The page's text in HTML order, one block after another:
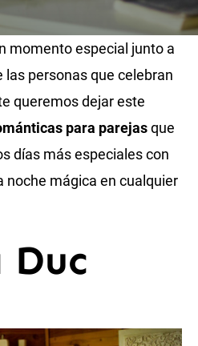
momento especial junto a
las personas que celebran
queremos dejar este
para parejasque
días más especiales con
noche mágica en cualquier
Duc